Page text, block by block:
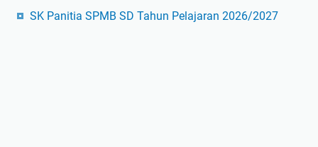
SK Panitia SPMB SD Tahun Pelajaran 2026/2027